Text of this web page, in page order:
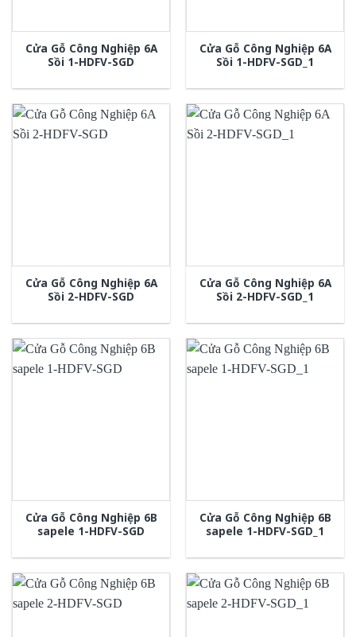
Cửa Gỗ Công Nghiệp 6A
Sồi 1-HDFV-SGD
Cửa Gỗ Công Nghiệp 6A
Sồi 1-HDFV-SGD_1
Cửa Gỗ Công Nghiệp 6A
Sồi 2-HDFV-SGD
Cửa Gỗ Công Nghiệp 6A
Sồi 2-HDFV-SGD_1
Cửa Gỗ Công Nghiệp 6B
sapele 1-HDFV-SGD
Cửa Gỗ Công Nghiệp 6B
sapele 1-HDFV-SGD_1